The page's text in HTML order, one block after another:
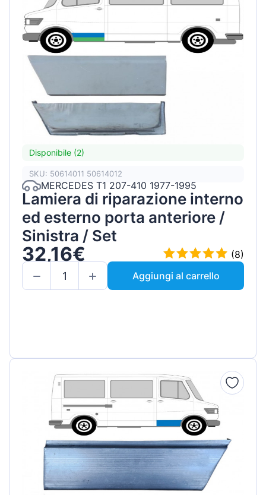
Disponibile (2)
SKU: 50614011 50614012
MERCEDES T1 207-410 1977-1995
Lamiera di riparazione interno
ed esterno porta anteriore /
Sinistra / Set
32,16€
(8)
Aggiungi al carrello